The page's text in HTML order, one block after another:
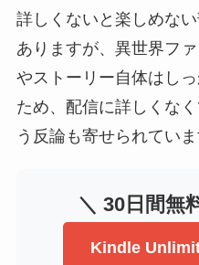
詳しくないと楽しめな
ありますが、異世界フ
やストーリー自体はし
ため、配信に詳しくな
う反論も寄せられていま
＼ 30日間無
Kindle